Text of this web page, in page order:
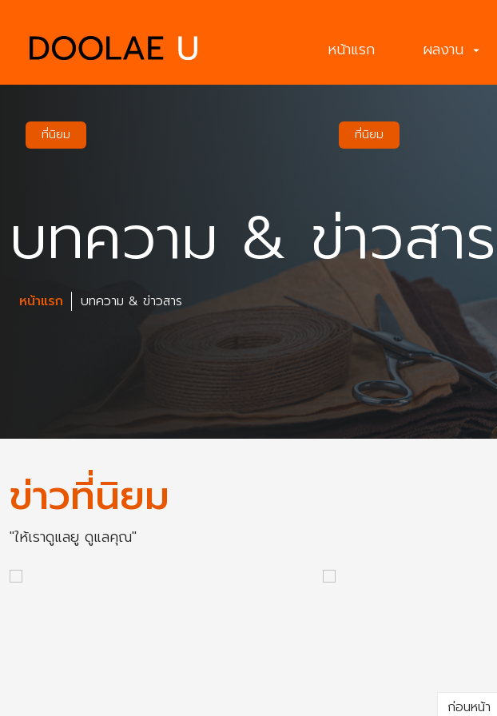
หน้าแรก ผลงาน arrow_drop_down
บทความ & ข่าวสาร
หน้าแรก บทความ & ข่าวสาร
ข่าวที่นิยม
"ให้เราดูแลยู ดูแลคุณ"
ที่นิยม ที่นิยม
ก่อนหน้า